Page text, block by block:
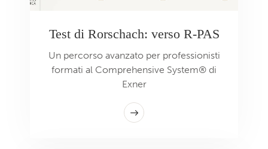
Test di Rorschach: verso R-PAS
Un percorso avanzato per professionisti
formati al Comprehensive System® di
Exner